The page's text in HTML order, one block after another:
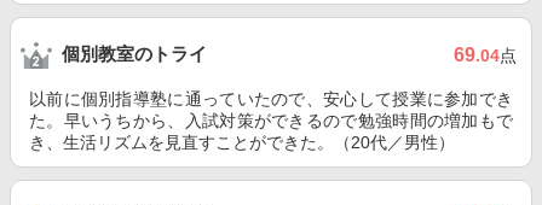
個別教室のトライ 69.04点
以前に個別指導塾に通っていたので、安心して授業に参加でき
た。早いうちから、入試対策ができるので勉強時間の増加もで
き、生活リズムを見直すことができた。（20代／男性）